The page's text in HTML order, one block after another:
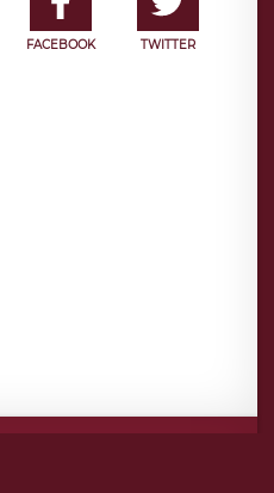
FACEBOOK TWITTER